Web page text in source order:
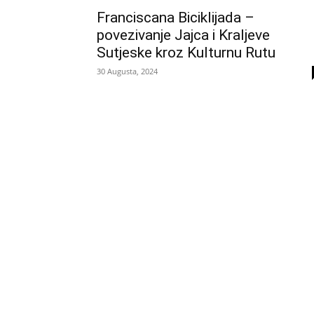
Franciscana Biciklijada –
povezivanje Jajca i Kraljeve
Sutjeske kroz Kulturnu Rutu
30 Augusta, 2024